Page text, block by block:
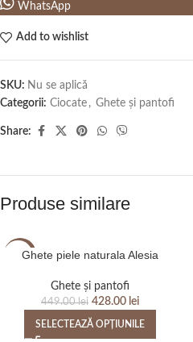
WhatsApp
Add to wishlist
SKU: Nu se aplică
Categorii: Ciocate , Ghete și pantofi
Share:
Produse similare
-5%Ghete piele naturala Alesia
Ghete și pantofi
449.00lei 428.00 lei
SELECTEAZĂ OPȚIUNILE